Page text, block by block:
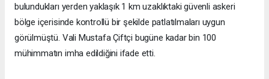
bulundukları yerden yaklaşık 1 km uzaklıktaki güvenli askeri
bölge içerisinde kontrollü bir şekilde patlatılmaları uygun
görülmüştü. Vali Mustafa Çiftçi bugüne kadar bin 100
mühimmatın imha edildiğini ifade etti.